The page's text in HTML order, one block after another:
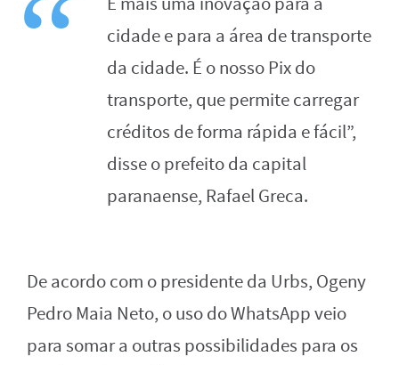
cidade e para a área de transporte
da cidade. É o nosso Pix do
transporte, que permite carregar
créditos de forma rápida e fácil”,
disse o prefeito da capital
paranaense, Rafael Greca.
De acordo com o presidente da Urbs, Ogeny
Pedro Maia Neto, o uso do WhatsApp veio
para somar a outras possibilidades para os